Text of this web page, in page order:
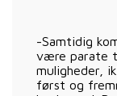
-Samtidig
være parate
muligheder,
først og